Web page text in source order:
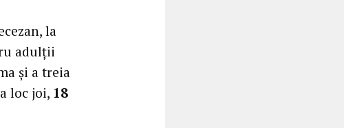
la
adulții
și a treia
loc joi, 18